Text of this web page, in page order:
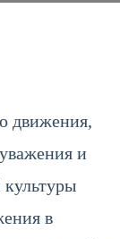
движения,
и
в